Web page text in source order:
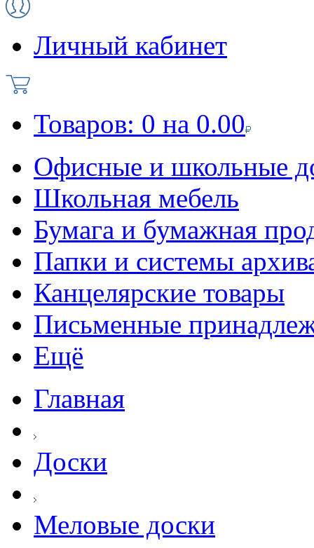
Личный кабинет
Товаров: 0 на 0.00
Офисные и школьные
Школьная мебель
Бумага и бумажная
Папки и системы
Канцелярские товары
Письменные
Ещё
Главная
Доски
Меловые доски